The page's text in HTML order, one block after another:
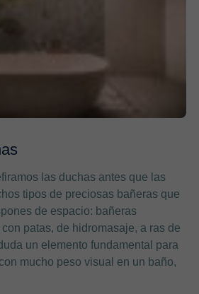
las duchas antes que las
tipos de preciosas bañeras que
de espacio: bañeras
patas, de hidromasaje, a ras de
un elemento fundamental para
mucho peso visual en un baño,